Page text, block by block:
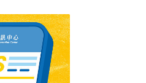
會副主委黃
東部第一座大
未來，花東
受到